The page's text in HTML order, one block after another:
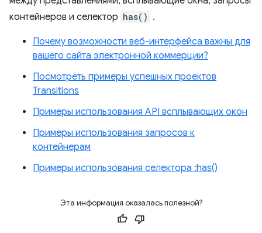
контейнеров и селектор has() .
Почему возможности веб-интерфейса важны для
вашего сайта электронной коммерции?
Посмотреть примеры успешных проектов
Transitions
Примеры использования API всплывающих окон
Примеры использования запросов к
контейнерам
Примеры использования селектора :has()
Эта информация оказалась полезной?